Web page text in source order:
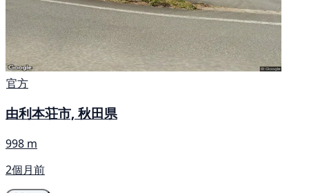
官方
由利本荘市, 秋田県
998 m
2個月前